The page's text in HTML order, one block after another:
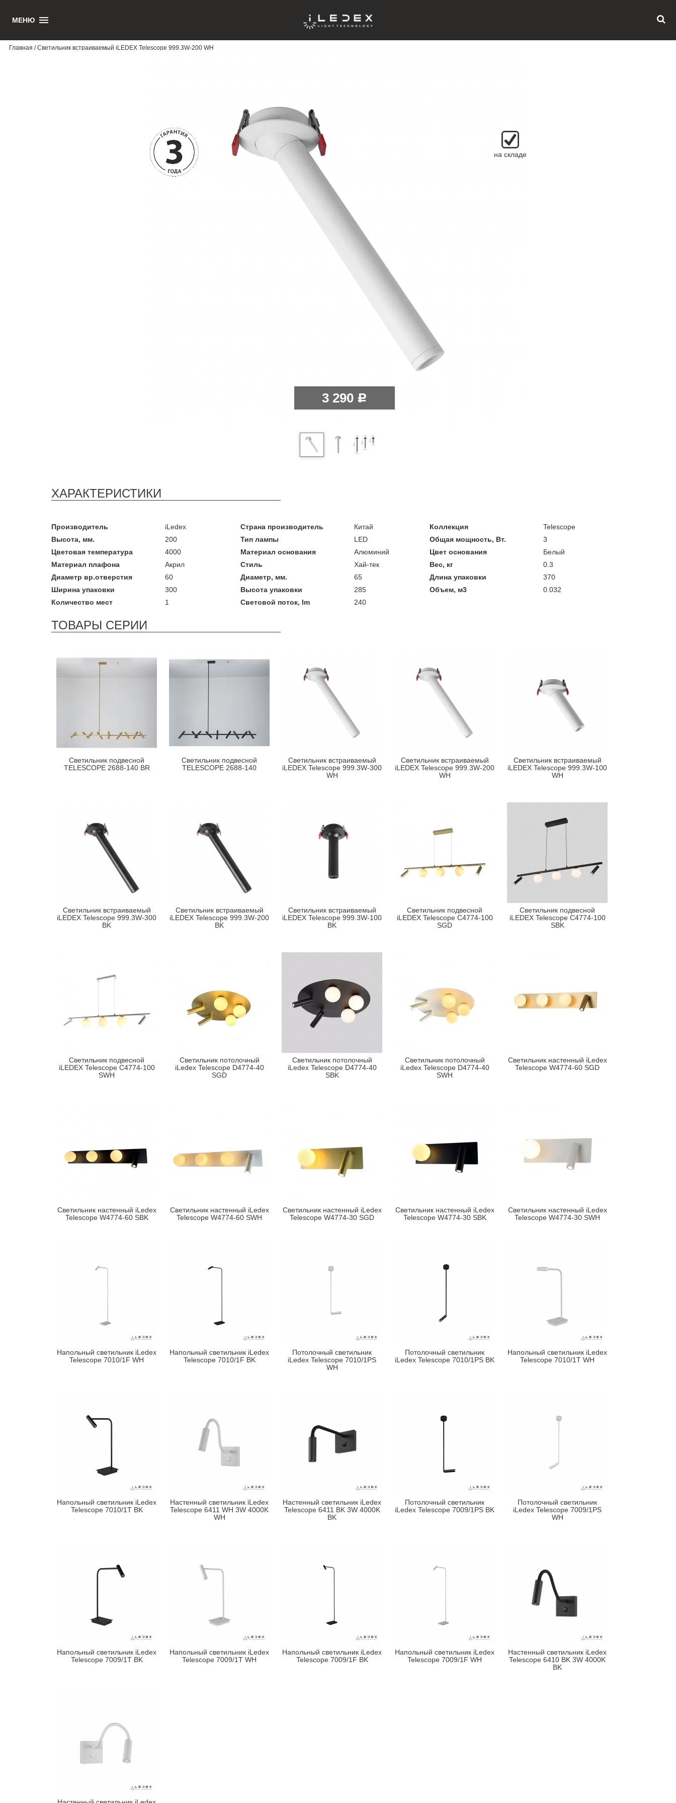
МЕНЮ
Главная / Светильник встраиваемый iLEDEX Telescope 999.3W-200 WH
на складе
3 290 Р
ХАРАКТЕРИСТИКИ
Производитель iLedex Страна производитель Китай Коллекция
Telescope
Высота, мм.
200 Тип лампы LED Общая мощность, Вт.
3
Цветовая температура
4000 Материал основания Алюминий Цвет основания
Белый
Материал плафона
Акрил Стиль Хай-тек Вес, кг
0.3
Диаметр вр.отверстия
60 Диаметр, мм. 65 Длина упаковки
370
Ширина упаковки
300 Высота упаковки 285 Объем, м3
0.032
Количество мест
1 Световой поток, lm 240
ТОВАРЫ СЕРИИ
Светильник подвесной
TELESCOPE 2688-140 BR
Светильник подвесной
TELESCOPE 2688-140
Светильник встраиваемый
iLEDEX Telescope 999.3W-300
WH
Светильник встраиваемый
iLEDEX Telescope 999.3W-200
WH
Светильник встраиваемый
iLEDEX Telescope 999.3W-100
WH
Светильник встраиваемый
iLEDEX Telescope 999.3W-300
BK
Светильник встраиваемый
iLEDEX Telescope 999.3W-200
BK
Светильник встраиваемый
iLEDEX Telescope 999.3W-100
BK
Светильник подвесной
iLEDEX Telescope C4774-100
SGD
Светильник подвесной
iLEDEX Telescope C4774-100
SBK
Светильник подвесной
iLEDEX Telescope C4774-100
SWH
Светильник потолочный
iLedex Telescope D4774-40
SGD
Светильник потолочный
iLedex Telescope D4774-40
SBK
Светильник потолочный
iLedex Telescope D4774-40
SWH
Светильник настенный iLedex
Telescope W4774-60 SGD
Светильник настенный iLedex
Telescope W4774-60 SBK
Светильник настенный iLedex
Telescope W4774-60 SWH
Светильник настенный iLedex
Telescope W4774-30 SGD
Светильник настенный iLedex
Telescope W4774-30 SBK
Светильник настенный iLedex
Telescope W4774-30 SWH
Напольный светильник iLedex
Telescope 7010/1F WH
Напольный светильник iLedex
Telescope 7010/1F BK
Потолочный светильник
iLedex Telescope 7010/1PS
WH
Потолочный светильник
iLedex Telescope 7010/1PS BK
Напольный светильник iLedex
Telescope 7010/1T WH
Напольный светильник iLedex
Telescope 7010/1T BK
Настенный светильник iLedex
Telescope 6411 WH 3W 4000K
WH
Настенный светильник iLedex
Telescope 6411 BK 3W 4000K
BK
Потолочный светильник
iLedex Telescope 7009/1PS BK
Потолочный светильник
iLedex Telescope 7009/1PS
WH
Напольный светильник iLedex
Telescope 7009/1T BK
Напольный светильник iLedex
Telescope 7009/1T WH
Напольный светильник iLedex
Telescope 7009/1F BK
Напольный светильник iLedex
Telescope 7009/1F WH
Настенный светильник iLedex
Telescope 6410 BK 3W 4000K
BK